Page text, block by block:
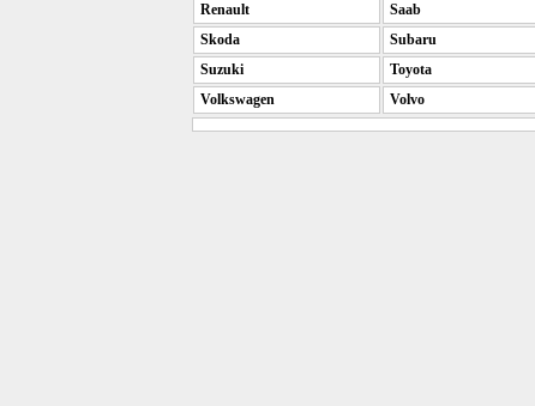
Renault
Saab
Skoda
Subaru
Suzuki
Toyota
Volkswagen
Volvo